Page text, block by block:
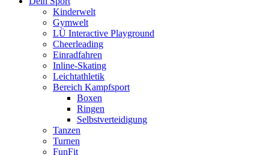
Kinderwelt
Gymwelt
LÜ Interactive Playground
Cheerleading
Einradfahren
Inline-Skating
Leichtathletik
Bereich Kampfsport
Boxen
Ringen
Selbstverteidigung
Tanzen
Turnen
FunFit